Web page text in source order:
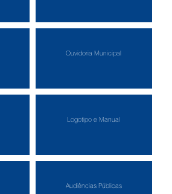
Ouvidoria Municipal
Logotipo e Manual
Audiências Públicas